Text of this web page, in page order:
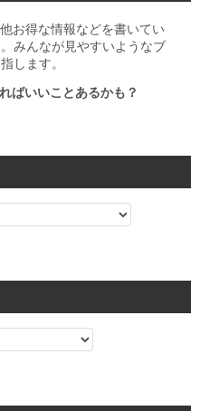
お得な情報などを書いてい
みんなが見やすいようなブ
します。
ばいいことあるかも？